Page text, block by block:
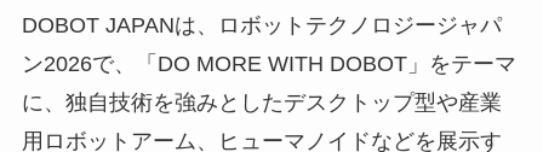
DOBOT JAPANは、ロボットテクノロジージャパ
ン2026で、「DO MORE WITH DOBOT」をテーマ
に、独自技術を強みとしたデスクトップ型や産業
用ロボットアーム、ヒューマノイドなどを展示す